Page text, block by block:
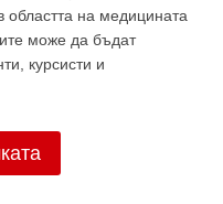
областта на медицината
може да бъдат
курсисти и